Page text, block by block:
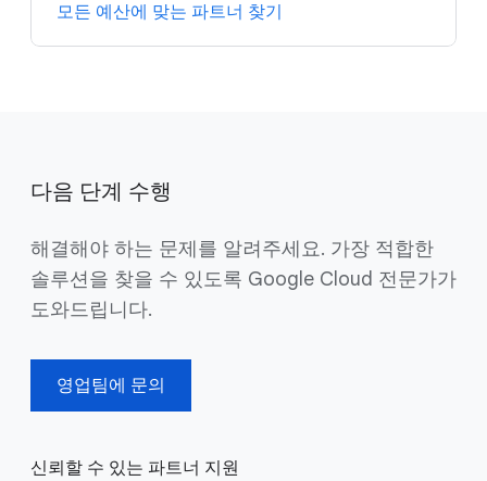
모든 예산에 맞는 파트너 찾기
다음 단계 수행
해결해야 하는 문제를 알려주세요. 가장 적합한
솔루션을 찾을 수 있도록 Google Cloud 전문가가
도와드립니다.
영업팀에 문의
신뢰할 수 있는 파트너 지원